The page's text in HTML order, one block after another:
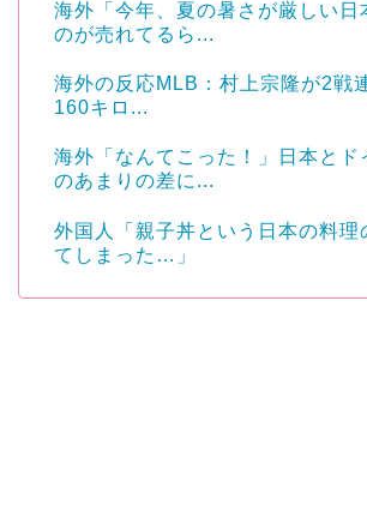
海外「今年、夏の暑さが厳しい日
のが売れてるら...
海外の反応MLB：村上宗隆が2戦
160キロ...
海外「なんてこった！」日本とド
のあまりの差に...
外国人「親子丼という日本の料理
てしまった…」